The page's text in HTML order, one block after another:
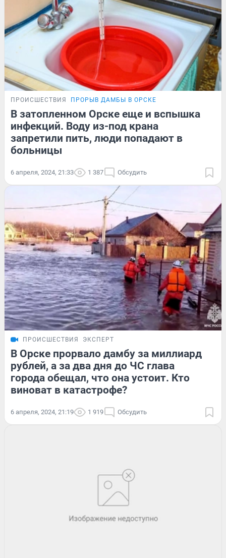
ПРОИСШЕСТВИЯ ПРОРЫВ ДАМБЫ В ОРСКЕ
В затопленном Орске еще и вспышка
инфекций. Воду из-под крана
запретили пить, люди попадают в
больницы
6 апреля, 2024, 21:33 1 387 Обсудить
ПРОИСШЕСТВИЯ ЭКСПЕРТ
В Орске прорвало дамбу за миллиард
рублей, а за два дня до ЧС глава
города обещал, что она устоит. Кто
виноват в катастрофе?
6 апреля, 2024, 21:19 1 919 Обсудить